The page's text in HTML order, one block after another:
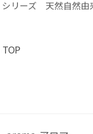
リーズ 天然自然